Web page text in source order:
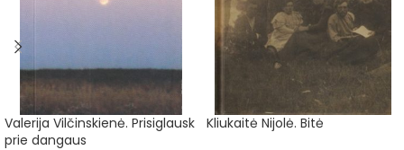
Valerija Vilčinskienė. Prisiglausk
prie dangaus
Kliukaitė Nijolė. Bitė